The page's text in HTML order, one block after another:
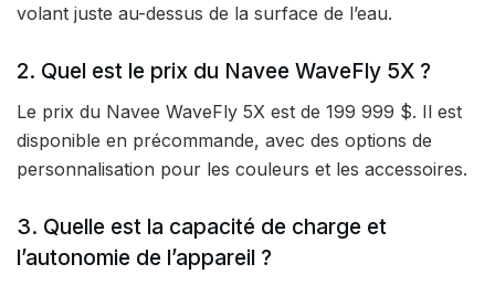
volant juste au-dessus de la surface de l’eau.
2. Quel est le prix du Navee WaveFly 5X ?
Le prix du Navee WaveFly 5X est de 199 999 $. Il est
disponible en précommande, avec des options de
personnalisation pour les couleurs et les accessoires.
3. Quelle est la capacité de charge et
l’autonomie de l’appareil ?